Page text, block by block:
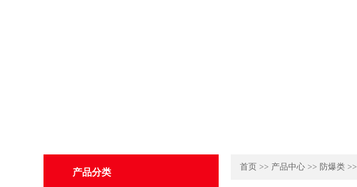
首页 >> 产品中心 >> 防爆类 >>
产品分类